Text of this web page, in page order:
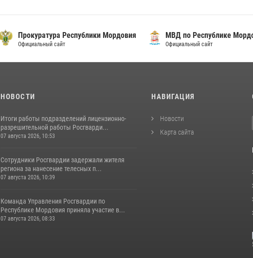
Прокуратура Республики Мордовия
Официальный сайт
МВД по Республике
Официальный сайт
НОВОСТИ
Итоги работы подразделений лицензионно-
разрешительной работы Росгварди...
07 августа 2026, 10:53
Сотрудники Росгвардии задержали жителя
региона за нанесение телесных п...
07 августа 2026, 10:39
Команда Управления Росгвардии по
Республике Мордовия приняла участие в...
07 августа 2026, 08:33
НАВИГАЦИЯ
Новости
Карта сайта